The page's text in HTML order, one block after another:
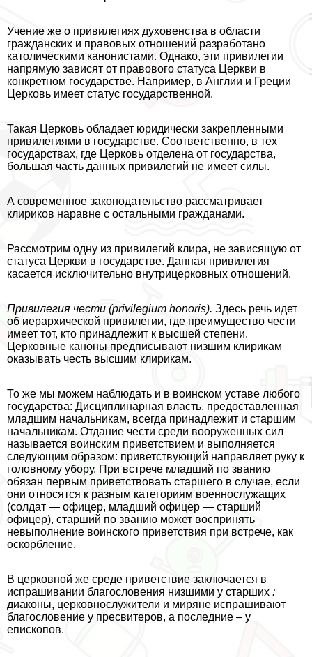
Учение же о привилегиях духовенства в области
гражданских и правовых отношений разработано
католическими канонистами. Однако, эти привилегии
напрямую зависят от правового статуса Церкви в
конкретном государстве. Например, в Англии и Греции
Церковь имеет статус государственной.
Такая Церковь обладает юридически закрепленными
привилегиями в государстве. Соответственно, в тех
государствах, где Церковь отделена от государства,
большая часть данных привилегий не имеет силы.
А современное законодательство рассматривает
клириков наравне с остальными гражданами.
Рассмотрим одну из привилегий клира, не зависящую от
статуса Церкви в государстве. Данная привилегия
касается исключительно внутрицерковных отношений.
Привилегия чести (privilegium honoris). Здесь речь идет
об иерархической привилегии, где преимущество чести
имеет тот, кто принадлежит к высшей степени.
Церковные каноны предписывают низшим клирикам
оказывать честь высшим клирикам.
То же мы можем наблюдать и в воинском уставе любого
государства: Дисциплинарная власть, предоставленная
младшим начальникам, всегда принадлежит и старшим
начальникам. Отдание чести среди вооруженных сил
называется воинским приветствием и выполняется
следующим образом: приветствующий направляет руку к
головному убору. При встрече младший по званию
обязан первым приветствовать старшего в случае, если
они относятся к разным категориям военнослужащих
(солдат — офицер, младший офицер — старший
офицер), старший по званию может воспринять
невыполнение воинского приветствия при встрече, как
оскорбление.
В церковной же среде приветствие заключается в
испрашивании благословения низшими у старших :
диаконы, церковнослужители и миряне испрашивают
благословение у пресвитеров, а последние – у
епископов.